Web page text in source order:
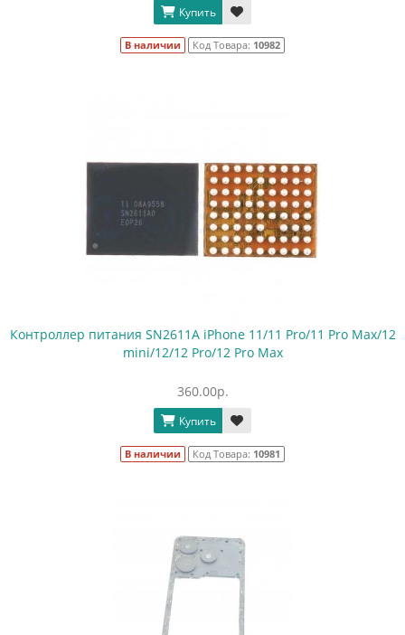
Купить
В наличии Код Товара: 10982
Контроллер питания SN2611A iPhone 11/11 Pro/11 Pro Max/12
mini/12/12 Pro/12 Pro Max
360.00р.
Купить
В наличии Код Товара: 10981